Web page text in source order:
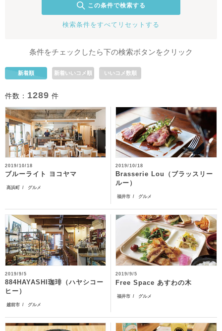
この条件で検索する
検索条件をすべてリセットする
条件をチェックしたら下の検索ボタンをクリック
新着順 新着いいコメ順 いいコメ数順
件数： 1289 件
2019/10/18
ブルーライト ヨコヤマ
高浜町 グルメ
2019/10/18
Brasserie Lou（ブラッスリー
ルー）
福井市 グルメ
2019/9/5
884HAYASHI珈琲（ハヤシコー
ヒー）
越前市 グルメ
2019/9/5
Free Space あすわの木
福井市 グルメ